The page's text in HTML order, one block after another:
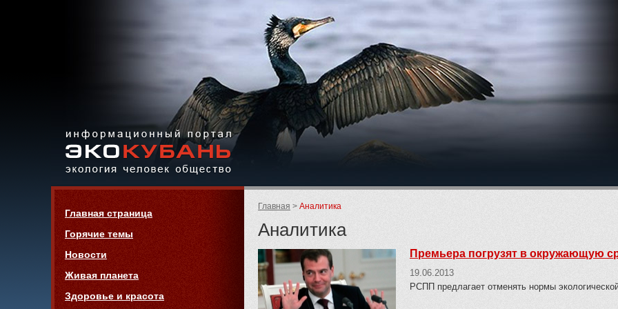
Информационный портал
«ЭКО-КУБАНЬ»
Родительские
Главная Аналитика
Аналитика
Премьера погрузят в окружающую
19.06.2013
РСПП предлагает отменять нормы
Навигация
Главная страница
Горячие темы
Новости
Живая планета
Здоровье и красота